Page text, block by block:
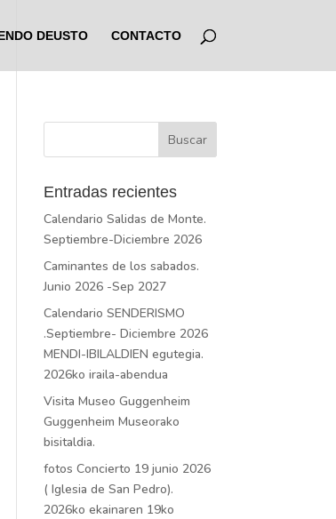
DEUSTO CONTACTO
Entradas recientes
Calendario Salidas de Monte.
Septiembre-Diciembre 2026
Caminantes de los sabados.
Junio 2026 -Sep 2027
Calendario SENDERISMO
.Septiembre- Diciembre 2026
MENDI-IBILALDIEN egutegia.
2026ko iraila-abendua
Visita Museo Guggenheim
Guggenheim Museorako
bisitaldia.
fotos Concierto 19 junio 2026
( Iglesia de San Pedro).
2026ko ekainaren 19ko